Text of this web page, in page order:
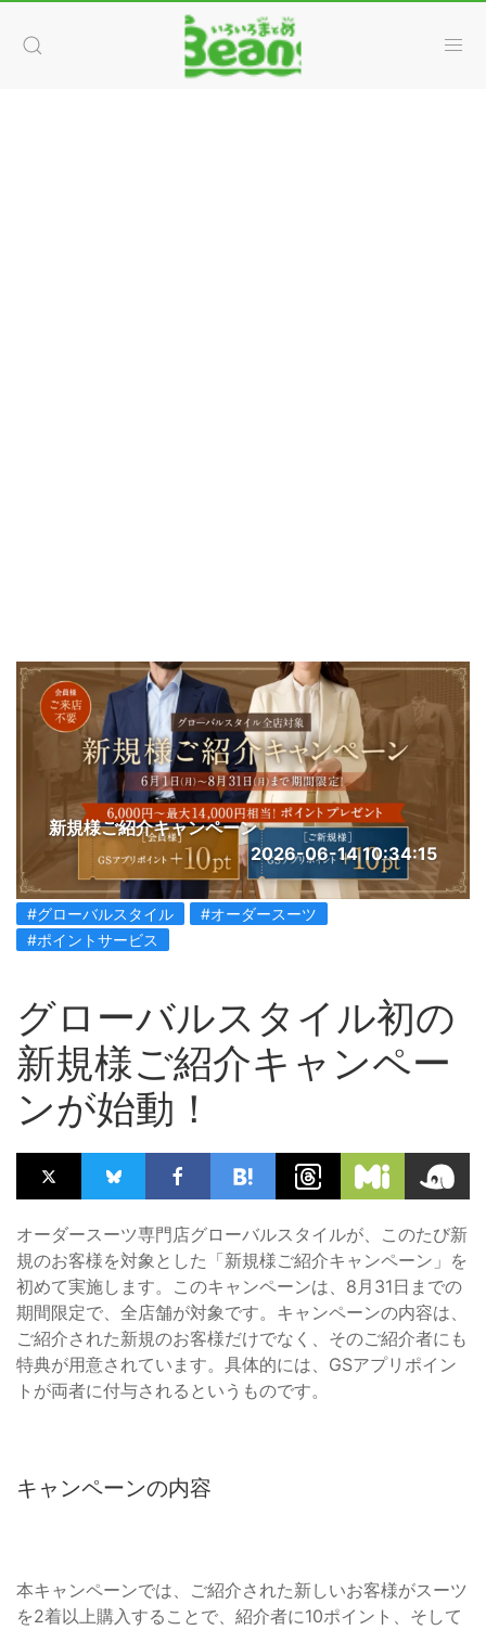
新規様ご紹介キャンペーン
2026-06-14 10:34:15
#グローバルスタイル
#オーダースーツ
#ポイントサービス
グローバルスタイル初の
新規様ご紹介キャンペー
ンが始動！
オーダースーツ専門店グローバルスタイルが、このたび新
規のお客様を対象とした「新規様ご紹介キャンペーン」を
初めて実施します。このキャンペーンは、8月31日までの
期間限定で、全店舗が対象です。キャンペーンの内容は、
ご紹介された新規のお客様だけでなく、そのご紹介者にも
特典が用意されています。具体的には、GSアプリポイン
トが両者に付与されるというものです。
キャンペーンの内容
本キャンペーンでは、ご紹介された新しいお客様がスーツ
を2着以上購入することで、紹介者に10ポイント、そして